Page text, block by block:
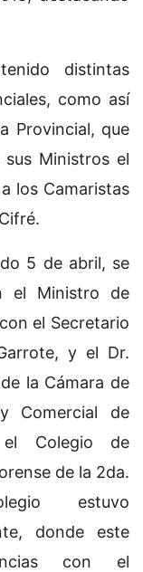
distintas
como así
Provincial, que
Ministros el
los Camaristas
5 de abril, se
el Ministro de
el Secretario
y el Dr.
la Cámara de
Comercial de
el Colegio de
de la 2da.
estuvo
donde este
con el